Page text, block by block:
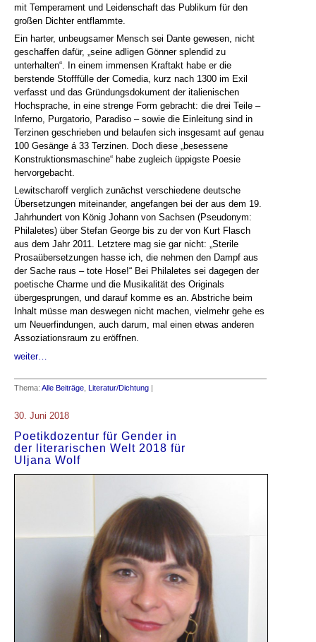
mit Temperament und Leidenschaft das Publikum für den
großen Dichter entflammte.
Ein harter, unbeugsamer Mensch sei Dante gewesen, nicht
geschaffen dafür, „seine adligen Gönner splendid zu
unterhalten“. In einem immensen Kraftakt habe er die
berstende Stofffülle der Comedia, kurz nach 1300 im Exil
verfasst und das Gründungsdokument der italienischen
Hochsprache, in eine strenge Form gebracht: die drei Teile –
Inferno, Purgatorio, Paradiso – sowie die Einleitung sind in
Terzinen geschrieben und belaufen sich insgesamt auf genau
100 Gesänge á 33 Terzinen. Doch diese „besessene
Konstruktionsmaschine“ habe zugleich üppigste Poesie
hervorgebacht.
Lewitscharoff verglich zunächst verschiedene deutsche
Übersetzungen miteinander, angefangen bei der aus dem 19.
Jahrhundert von König Johann von Sachsen (Pseudonym:
Philaletes) über Stefan George bis zu der von Kurt Flasch
aus dem Jahr 2011. Letztere mag sie gar nicht: „Sterile
Prosaübersetzungen hasse ich, die nehmen den Dampf aus
der Sache raus – tote Hose!“ Bei Philaletes sei dagegen der
poetische Charme und die Musikalität des Originals
übergesprungen, und darauf komme es an. Abstriche beim
Inhalt müsse man deswegen nicht machen, vielmehr gehe es
um Neuerfindungen, auch darum, mal einen etwas anderen
Assoziationsraum zu eröffnen.
weiter…
Thema: Alle Beiträge Literatur/Dichtung |
30. Juni 2018
Poetikdozentur für Gender in
der literarischen Welt 2018 für
Uljana Wolf